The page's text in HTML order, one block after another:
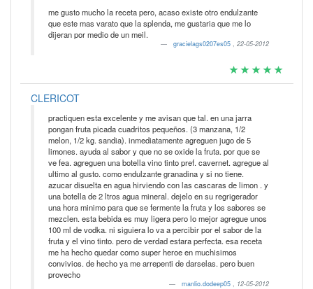
me gusto mucho la receta pero, acaso existe otro endulzante
que este mas varato que la splenda, me gustaria que me lo
dijeran por medio de un meil.
gracielags0207es05 , 22-05-2012
CLERICOT
practiquen esta excelente y me avisan que tal. en una jarra
pongan fruta picada cuadritos pequeños. (3 manzana, 1/2
melon, 1/2 kg. sandia). inmediatamente agreguen jugo de 5
limones. ayuda al sabor y que no se oxide la fruta. por que se
ve fea. agreguen una botella vino tinto pref. cavernet. agregue al
ultimo al gusto. como endulzante granadina y si no tiene.
azucar disuelta en agua hirviendo con las cascaras de limon . y
una botella de 2 ltros agua mineral. dejelo en su regrigerador
una hora minimo para que se fermente la fruta y los sabores se
mezclen. esta bebida es muy ligera pero lo mejor agregue unos
100 ml de vodka. ni siguiera lo va a percibir por el sabor de la
fruta y el vino tinto. pero de verdad estara perfecta. esa receta
me ha hecho quedar como super heroe en muchisimos
convivios. de hecho ya me arrepenti de darselas. pero buen
provecho
manlio.dodeep05 , 12-05-2012